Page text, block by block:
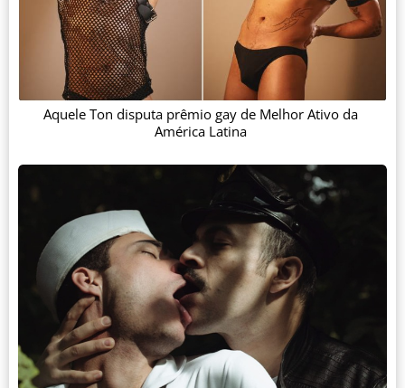
Aquele Ton disputa prêmio gay de Melhor Ativo da
América Latina